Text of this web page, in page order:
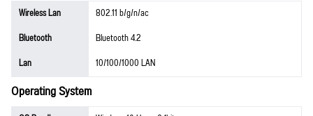
Wireless Lan
802.11 b/g/n/ac
Bluetooth
Bluetooth 4.2
Lan
10/100/1000 LAN
Operating System